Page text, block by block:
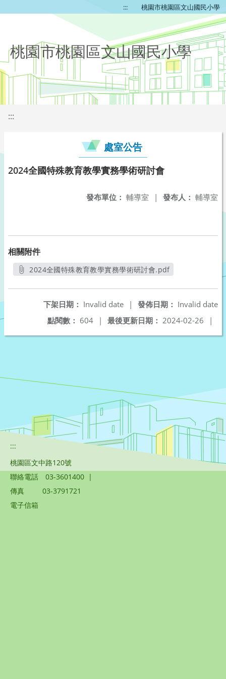
::: 桃園市桃園區文山國民小學
桃園市桃園區文山國民小學
:::
處室公告
2024全國特殊教育教學實務學術研討會
發布人： 輔導室
發布單位： 輔導室 |
相關附件
2024全國特殊教育教學實務學術研討會.pdf
發佈日期： Invalid date
下架日期： Invalid date
|
最後更新日期： 2024-02-26 |
點閱數： 604 |
:::
桃園區文中路120號
聯絡電話
03-3601400 |
傳真
03-3791721
電子信箱